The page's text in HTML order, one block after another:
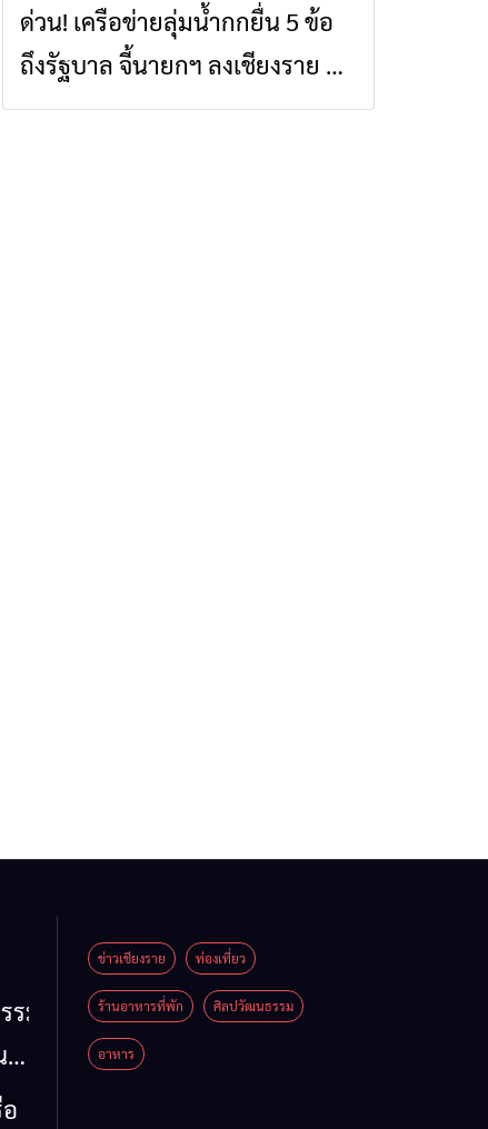
ข่าวเชียงราย
ด่วน! เครือข่ายลุ่มน้ำกกยื่น 5 ข้อ
ถึงรัฐบาล จี้นายกฯ ลงเชียงราย แก้
วิกฤตสารปนเปื้อนต้นน้ำ